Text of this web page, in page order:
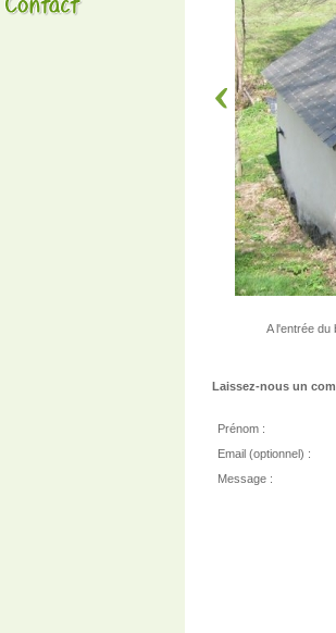
A l'entrée du
Laissez-nous un
Prénom :
Email (optionnel) :
Message :